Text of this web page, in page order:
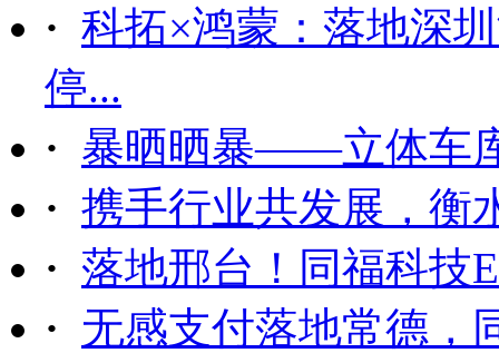
· 科拓×鸿蒙：落地深
停...
· 暴晒晒暴——立体车
· 携手行业共发展，衡
· 落地邢台！同福科技
· 无感支付落地常德，